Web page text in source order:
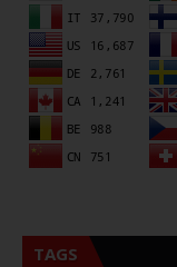
TAGS